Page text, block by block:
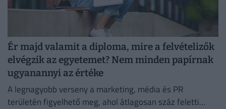
Ér majd valamit a diploma, mire a felvételizők
elvégzik az egyetemet? Nem minden papírnak
ugyanannyi az értéke
A legnagyobb verseny a marketing, média és PR
területén figyelhető meg, ahol átlagosan száz feletti